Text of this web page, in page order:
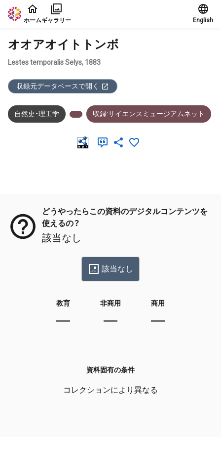
本文に飛ぶ
ホームギャラリー English
オオアオイトトンボ
Lestes temporalis Selys, 1883
収録元データベースで開く
自然史・理工学 収録:サイエンスミュージアムネット
どうやったらこの資料のデジタルコンテンツを
使えるの？
該当なし
該当なし
教育 非商用 商用
資料固有の条件
コレクションにより異なる